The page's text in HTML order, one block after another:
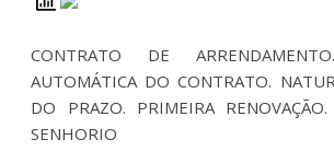
CONTRATO DE
AUTOMÁTICA DO CONTRATO.
DO PRAZO. PRIMEIRA
SENHORIO